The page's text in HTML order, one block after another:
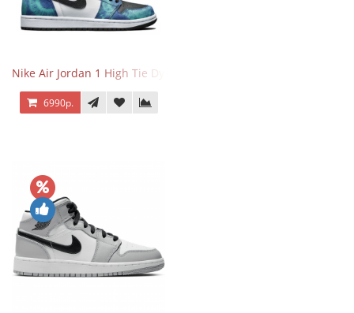
Nike Air Jordan 1 High Tie Dye
6990р.